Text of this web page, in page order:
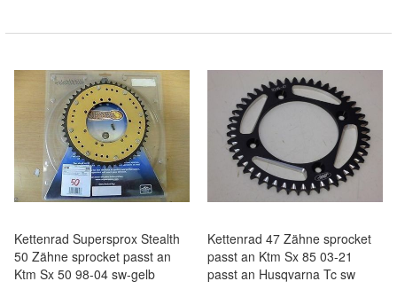
Kettenrad Supersprox Stealth
50 Zähne sprocket passt an
Ktm Sx 50 98-04 sw-gelb
Kettenrad 47 Zähne sprocket
passt an Ktm Sx 85 03-21
passt an Husqvarna Tc sw